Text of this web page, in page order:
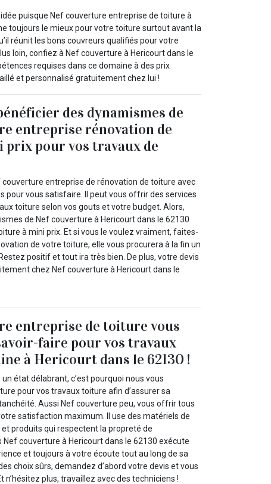
puisque Nef couverture entreprise de toiture à
toujours le mieux pour votre toiture surtout avant la
réunit les bons couvreurs qualifiés pour votre
loin, confiez à Nef couverture à Hericourt dans le
requises dans ce domaine à des prix
et personnalisé gratuitement chez lui !
des dynamismes de
entreprise rénovation de
pour vos travaux de
couverture entreprise de rénovation de toiture avec
pour vous satisfaire. Il peut vous offrir des services
toiture selon vos gouts et votre budget. Alors,
de Nef couverture à Hericourt dans le 62130
à mini prix. Et si vous le voulez vraiment, faites-
de votre toiture, elle vous procurera à la fin un
positif et tout ira très bien. De plus, votre devis
chez Nef couverture à Hericourt dans le
entreprise de toiture vous
faire pour vos travaux
à Hericourt dans le 62130 !
état délabrant, c’est pourquoi nous vous
pour vos travaux toiture afin d’assurer sa
Aussi Nef couverture peu, vous offrir tous
satisfaction maximum. Il use des matériels de
produits qui respectent la propreté de
Nef couverture à Hericourt dans le 62130 exécute
et toujours à votre écoute tout au long de sa
choix sûrs, demandez d’abord votre devis et vous
n’hésitez plus, travaillez avec des techniciens !